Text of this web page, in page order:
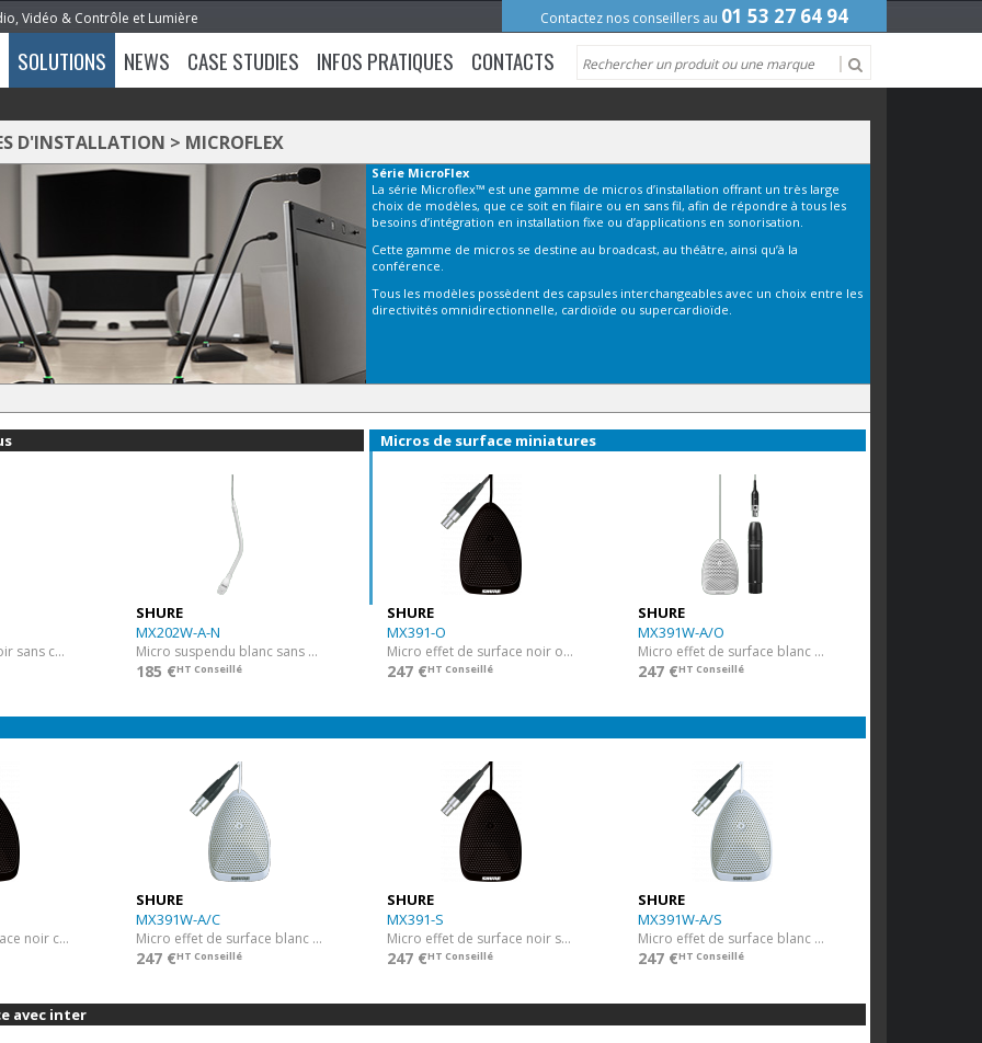
Vidéo & Contrôle et Lumière Contactez nos conseillers au 01 53 27 64 94
SOLUTIONS NEWS CASE STUDIES INFOS PRATIQUES CONTACTS
D'INSTALLATION > MICROFLEX
Série MicroFlex
La série Microflex™ est une gamme de micros d’installation offrant un très large
choix de modèles, que ce soit en filaire ou en sans fil, afin de répondre à tous les
besoins d’intégration en installation fixe ou d’applications en sonorisation.
Cette gamme de micros se destine au broadcast, au théâtre, ainsi qu’à la
conférence.
Tous les modèles possèdent des capsules interchangeables avec un choix entre les
directivités omnidirectionnelle, cardioïde ou supercardioïde.
Micro suspendu noir sans capsule
SHURE
MX202W-A-N
Micro suspendu blanc sans capsule
185 €HT Conseillé
Micros de surface miniatures
SHURE
MX391-O
Micro effet de surface noir omni
247 €HT Conseillé
SHURE
MX391W-A/O
Micro effet de surface blanc omni
247 €HT Conseillé
Micro effet de surface noir cardioïde
SHURE
MX391W-A/C
Micro effet de surface blanc cardioïde
247 €HT Conseillé
SHURE
MX391-S
Micro effet de surface noir supercardio
247 €HT Conseillé
SHURE
MX391W-A/S
Micro effet de surface blanc supercardio
247 €HT Conseillé
avec inter